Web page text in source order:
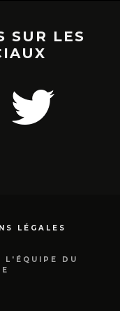
SUR LES
LÉGALES
L'ÉQUIPE DU